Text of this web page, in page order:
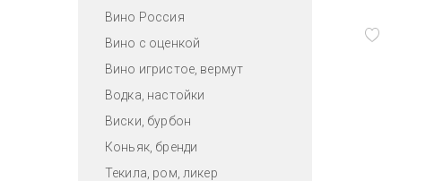
Вино Россия
Вино с оценкой
Вино игристое, вермут
Водка, настойки
Виски, бурбон
Коньяк, бренди
Текила, ром, ликер